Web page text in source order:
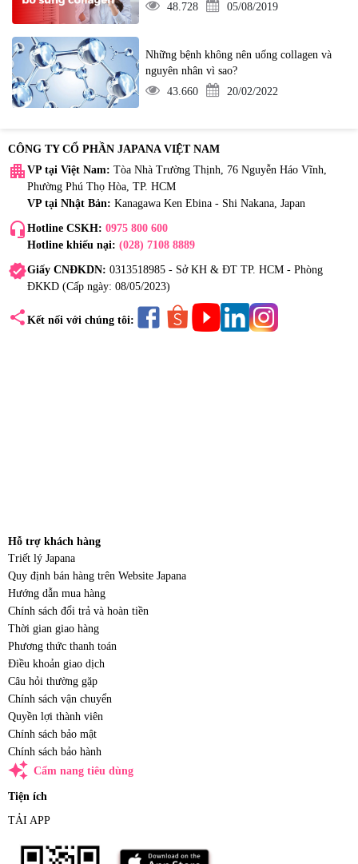
48.728
05/08/2019
Những bệnh không nên uống collagen và
nguyên nhân vì sao?
43.660
20/02/2022
CÔNG TY CỔ PHẦN JAPANA VIỆT NAM
apartment VP tại Việt Nam: Tòa Nhà Trường Thịnh, 76 Nguyễn Háo Vĩnh,
Phường Phú Thọ Hòa, TP. HCM
VP tại Nhật Bản: Kanagawa Ken Ebina - Shi Nakana, Japan
headset_mic Hotline CSKH: 0975 800 600
Hotline khiếu nại: (028) 7108 8889
verifiedGiấy CNĐKDN: 0313518985 - Sở KH & ĐT TP. HCM - Phòng
ĐKKD (Cấp ngày: 08/05/2023)
share Kết nối với chúng tôi:
Hỗ trợ khách hàng
Triết lý Japana
Quy định bán hàng trên Website Japana
Hướng dẫn mua hàng
Chính sách đổi trả và hoàn tiền
Thời gian giao hàng
Phương thức thanh toán
Điều khoản giao dịch
Câu hỏi thường gặp
Chính sách vận chuyển
Quyền lợi thành viên
Chính sách bảo mật
Chính sách bảo hành
auto_awesome Cẩm nang tiêu dùng
Tiện ích
TẢI APP